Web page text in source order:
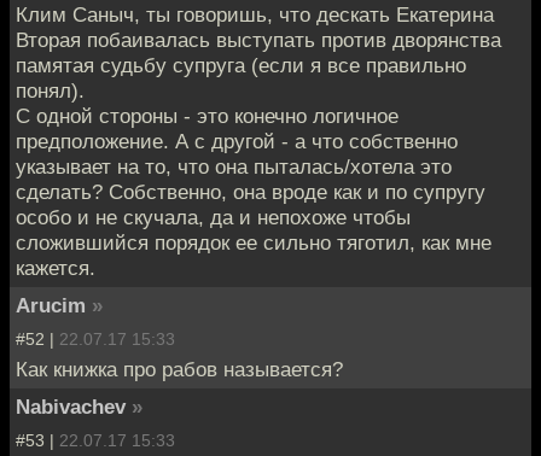
Клим Саныч, ты говоришь, что дескать Екатерина
Вторая побаивалась выступать против дворянства
памятая судьбу супруга (если я все правильно
понял).
С одной стороны - это конечно логичное
предположение. А с другой - а что собственно
указывает на то, что она пыталась/хотела это
сделать? Собственно, она вроде как и по супругу
особо и не скучала, да и непохоже чтобы
сложившийся порядок ее сильно тяготил, как мне
кажется.
Arucim »
#52 | 22.07.17 15:33
Как книжка про рабов называется?
Nabivachev »
#53 | 22.07.17 15:33